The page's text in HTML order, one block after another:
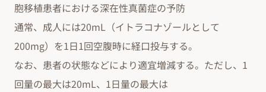
胞移植患者における深在性真菌症の予防
通常、成人には20mL（イトラコナゾールとして
200mg）を1日1回空腹時に経口投与する。
なお、患者の状態などにより適宜増減する。ただし、1
回量の最大は20mL、1日量の最大は